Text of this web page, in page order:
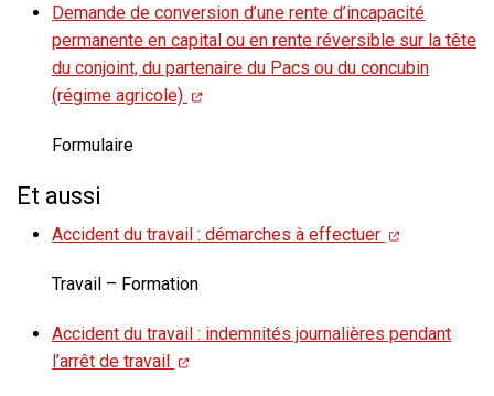
Demande de conversion d’une rente d’incapacité
permanente en capital ou en rente réversible sur la tête
du conjoint, du partenaire du Pacs ou du concubin
(régime agricole)
Formulaire
Et aussi
Accident du travail : démarches à effectuer
Travail – Formation
Accident du travail : indemnités journalières pendant
l’arrêt de travail